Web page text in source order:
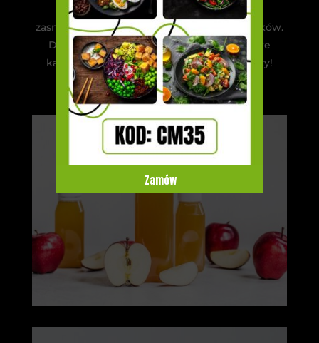
sokowe. Jest to świetny sposób na
zasmakowanie nowej kuchni i różnych smaków.
Diety pudełkowe to barwne pudełka, które
każdego dnia powodują uśmiech na twarzy!
Zamów